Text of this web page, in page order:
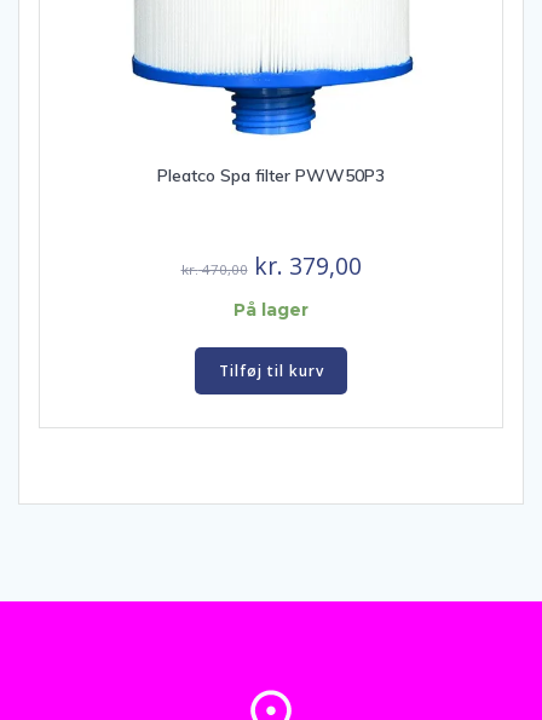
Pleatco Spa filter PWW50P3
kr.470,00 Den
oprindelige
var:
kr. 470,00.
kr. 379,00Den
På lager
Tilføj til kurv